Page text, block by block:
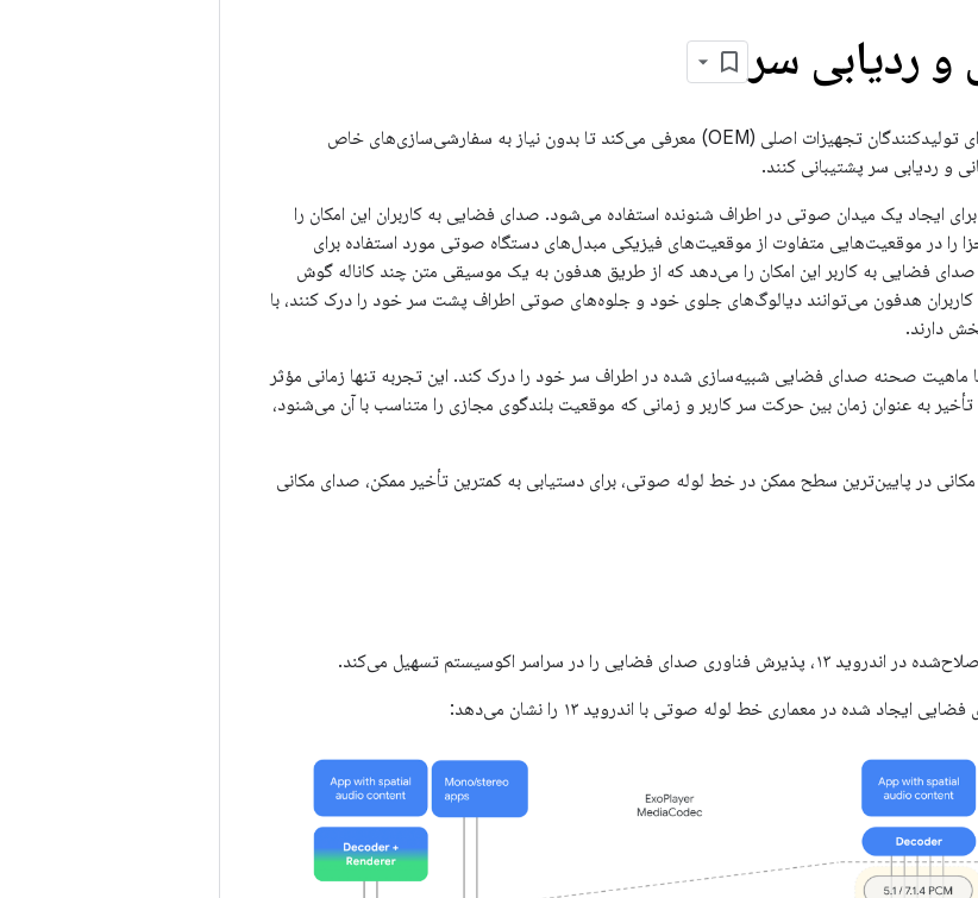
ردیابی سر
اندروید ۱۳ یک روش استاندارد برای تولیدکنندگان تجهیزات اصلی (OEM) معرفی می‌کند تا بدون نیاز به سفارشی‌سازی‌های خاص
ایجاد یک میدان صوتی در اطراف شنونده استفاده می‌شود. صدای فضایی به کاربران این امکان را
را در موقعیت‌هایی متفاوت از موقعیت‌های فیزیکی مبدل‌های دستگاه صوتی مورد استفاده برای
فضایی به کاربر این امکان را می‌دهد که از طریق هدفون به یک موسیقی متن چند کاناله گوش
کاربران هدفون می‌توانند دیالوگ‌های جلوی خود و جلوه‌های صوتی اطراف پشت سر خود را درک کنند، با
دارند.
ماهیت صحنه صدای فضایی شبیه‌سازی شده در اطراف سر خود را درک کند. این تجربه تنها زمانی مؤثر
به عنوان زمان بین حرکت سر کاربر و زمانی که موقعیت بلندگوی مجازی را متناسب با آن می‌شنود،
صدای مکانی در پایین‌ترین سطح ممکن در خط لوله صوتی، برای دستیابی به کمترین تأخیر ممکن، صدای مکانی
شده در معماری خط لوله صوتی با اندروید ۱۳ را نشان می‌دهد: